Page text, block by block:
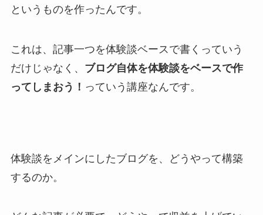
というものを作ったんです。
これは、記事一つを体験談ベースで書くっていう
だけじゃなく、 ブログ自体を体験談をベースで作
ってしまおう！ っていう講座なんです。
体験談をメインにしたブログを、どうやって構築
するのか。